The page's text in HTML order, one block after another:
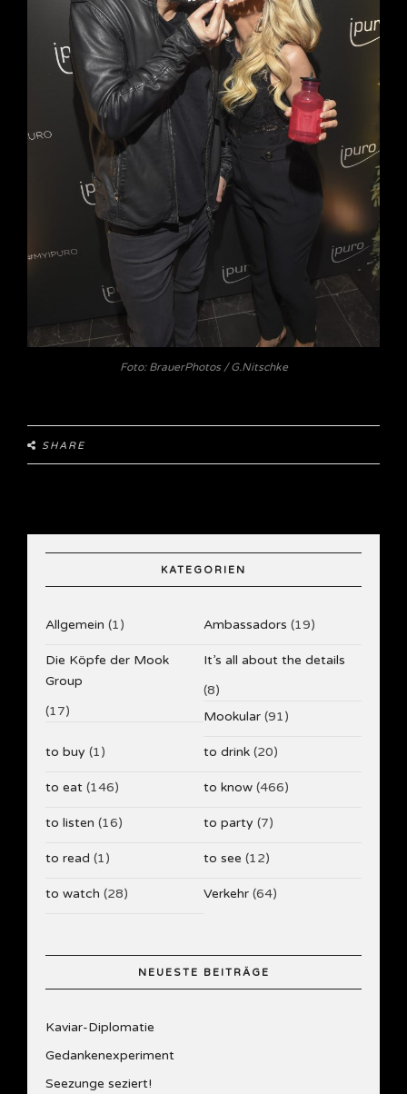
Foto: BrauerPhotos / G.Nitschke
SHARE
KATEGORIEN
Allgemein (1) Ambassadors (19)
Die Köpfe der Mook
Group
(17)
It’s all about the details
(8)
Mookular (91)
to buy (1) to drink (20)
to eat (146) to know (466)
to listen (16) to party (7)
to read (1) to see (12)
to watch (28) Verkehr (64)
NEUESTE BEITRÄGE
Kaviar-Diplomatie
Gedankenexperiment
Seezunge seziert!